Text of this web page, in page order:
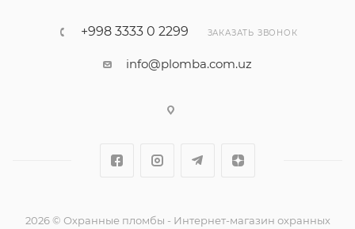
+998 3333 0 2299 ЗАКАЗАТЬ ЗВОНОК
info@plomba.com.uz
2026 © Охранные пломбы - Интернет-магазин охранных